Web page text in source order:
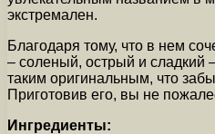
экстремален.
Благодаря тому, что в нем
– соленый, острый и сладкий
таким оригинальным, что
Приготовив его, вы не
Ингредиенты: